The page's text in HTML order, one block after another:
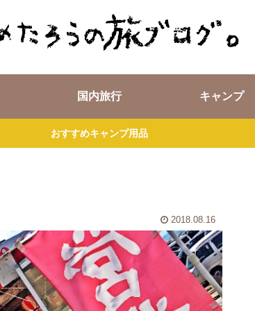
国内旅行 キャンプ
おすすめキャンプ用品
2018.08.16